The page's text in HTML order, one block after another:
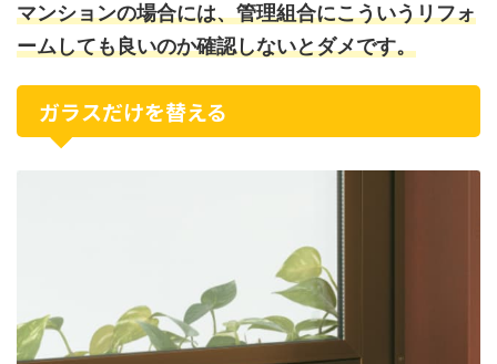
マンションの場合には、管理組合にこういうリフォ
ームしても良いのか確認しないとダメです。
ガラスだけを替える